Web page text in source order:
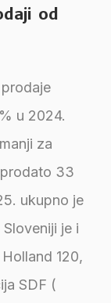
od
u 2024.
za
33
ukupno je
je i
120,
SDF (